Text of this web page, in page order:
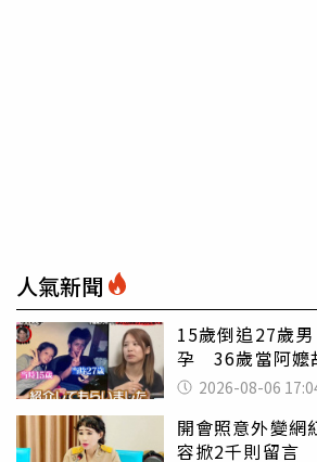
人氣新聞
15歲倒追27歲
孕 36歲當阿嬤
2026-08-06
開會照意外變網
容掀2千則留言